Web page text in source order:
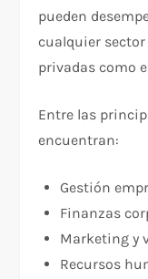
pueden
cualquier
privadas como
Entre las
encuentran:
Gestión
Finanzas
Marketing y
Recursos